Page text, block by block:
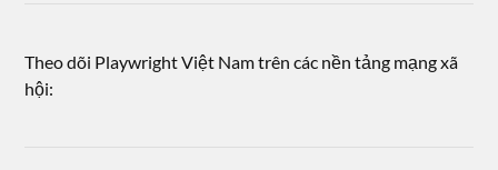
Theo dõi Playwright Việt Nam trên các nền tảng mạng xã
hội: